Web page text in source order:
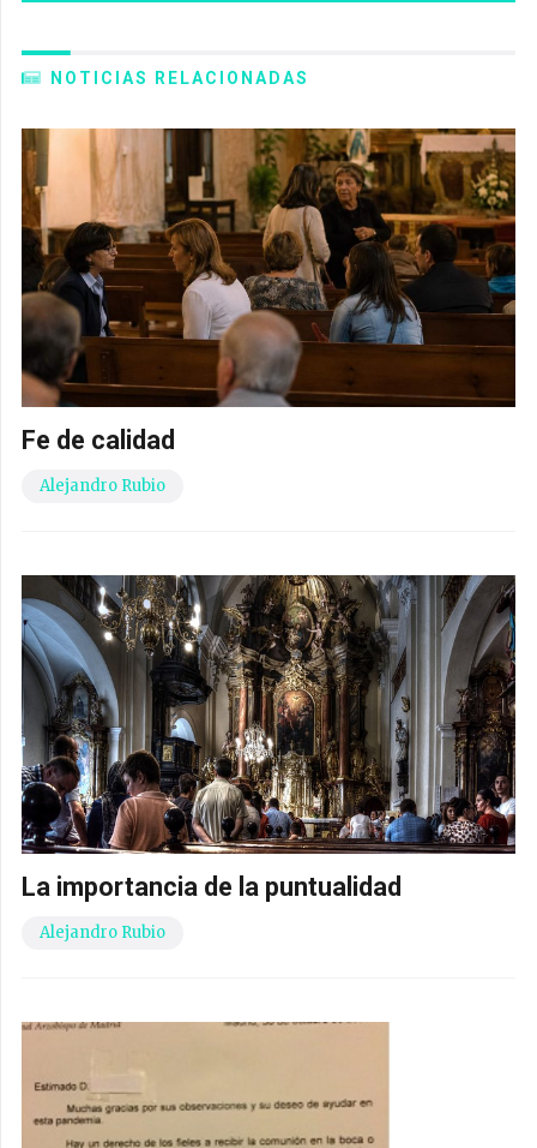
NOTICIAS RELACIONADAS
Fe de calidad
Alejandro Rubio
La importancia de la puntualidad
Alejandro Rubio